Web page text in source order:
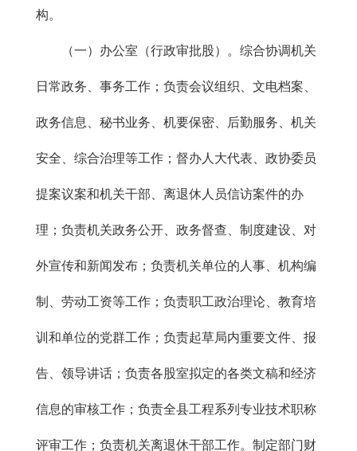
构。
（一）办公室（行政审批股）。综合协调机关
日常政务、事务工作；负责会议组织、文电档案、
政务信息、秘书业务、机要保密、后勤服务、机关
安全、综合治理等工作；督办人大代表、政协委员
提案议案和机关干部、离退休人员信访案件的办
理；负责机关政务公开、政务督查、制度建设、对
外宣传和新闻发布；负责机关单位的人事、机构编
制、劳动工资等工作；负责职工政治理论、教育培
训和单位的党群工作；负责起草局内重要文件、报
告、领导讲话；负责各股室拟定的各类文稿和经济
信息的审核工作；负责全县工程系列专业技术职称
评审工作；负责机关离退休干部工作。制定部门财